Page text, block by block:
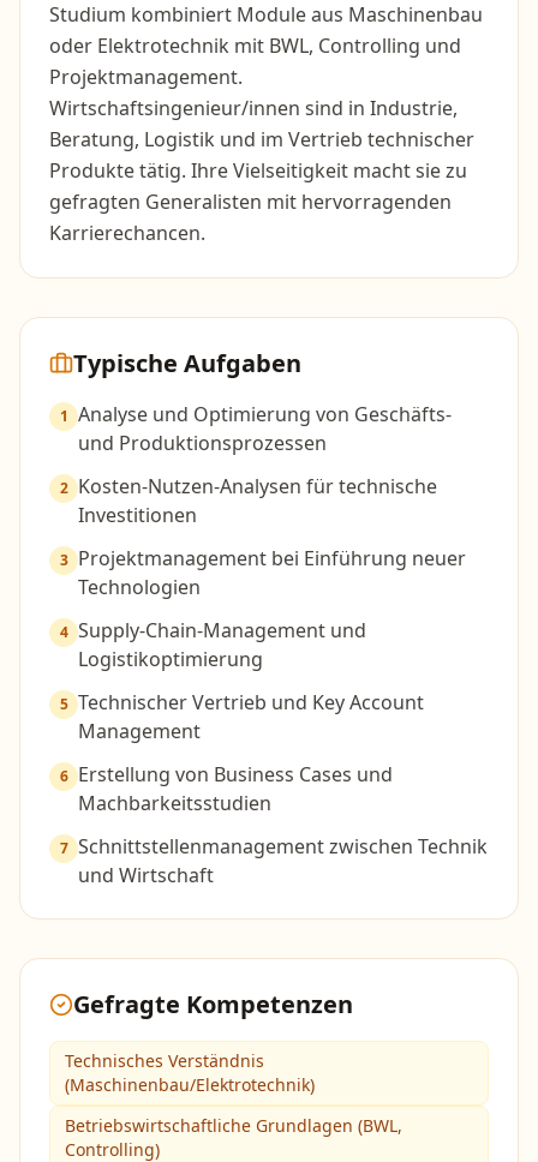
Studium kombiniert Module aus Maschinenbau
oder Elektrotechnik mit BWL, Controlling und
Projektmanagement.
Wirtschaftsingenieur/innen sind in Industrie,
Beratung, Logistik und im Vertrieb technischer
Produkte tätig. Ihre Vielseitigkeit macht sie zu
gefragten Generalisten mit hervorragenden
Karrierechancen.
Typische Aufgaben
1 Analyse und Optimierung von Geschäfts-
und Produktionsprozessen
2 Kosten-Nutzen-Analysen für technische
Investitionen
3 Projektmanagement bei Einführung neuer
Technologien
4 Supply-Chain-Management und
Logistikoptimierung
5 Technischer Vertrieb und Key Account
Management
6 Erstellung von Business Cases und
Machbarkeitsstudien
7 Schnittstellenmanagement zwischen Technik
und Wirtschaft
Gefragte Kompetenzen
Technisches Verständnis
(Maschinenbau/Elektrotechnik)
Betriebswirtschaftliche Grundlagen (BWL,
Controlling)